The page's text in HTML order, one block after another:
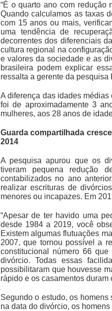
“É o quarto ano com redução
Quando calculamos as taxas
com 15 anos ou mais,
uma tendência de
decorrentes dos diferenciais
cultura regional na
e valores da sociedade e as
brasileira podem explicar
ressalta a gerente da pesquisa
A diferença das idades
foi de aproximadamente 3
mulheres, aos 28 anos de
Guarda compartilhada
2014
A pesquisa apurou que os
tiveram pequena redução
contabilizados no ano
realizar escrituras de
menores ou incapazes. Em
“Apesar de ter havido uma
desde 1984 a 2019, você
Existem algumas flutuações
2007, que tornou possível a
constitucional número 66
divórcio. Todas essas
possibilitaram que houvesse
rápido e os casamentos
Segundo o estudo, os
na data do divórcio, os